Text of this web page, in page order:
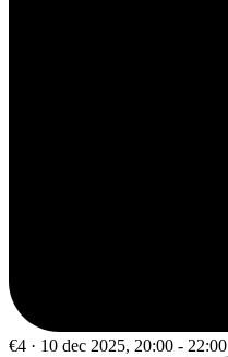
€4 · 10 dec 2025, 20:00 - 22:00